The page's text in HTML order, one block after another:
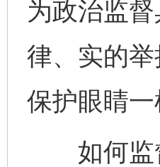
为政治监
律、实的
保护眼睛一
如何监